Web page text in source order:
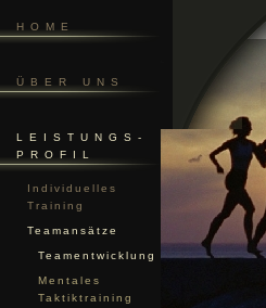
HOME
ÜBER UNS
LEISTUNGS-
PROFIL
Individuelles
Training
Teamansätze
Teamentwicklung
Mentales
Taktiktraining